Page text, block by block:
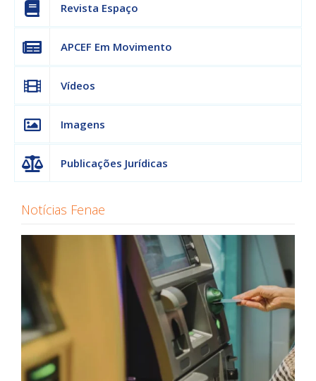
Revista Espaço
APCEF Em Movimento
Vídeos
Imagens
Publicações Jurídicas
Notícias Fenae